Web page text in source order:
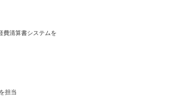
費清算書システムを
担当